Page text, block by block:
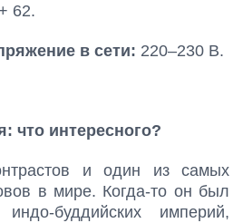
+ 62.
в сети: 220–230 В.
что интересного?
и один из самых
в мире. Когда-то он был
буддийских империй,